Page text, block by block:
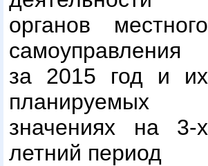
органов местного
самоуправления
за 2015 год и их
планируемых
значениях на 3-х
летний период